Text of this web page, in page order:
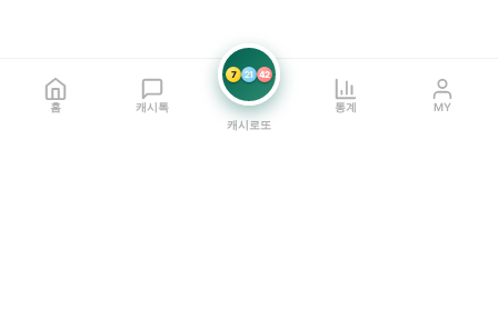
홈 캐시톡
7 21 42
캐시로또
통계 MY